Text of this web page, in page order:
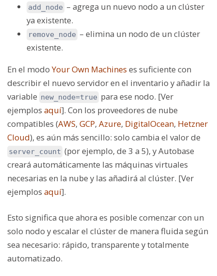
add_node – agrega un nuevo nodo a un clúster
ya existente.
remove_node – elimina un nodo de un clúster
existente.
En el modo Your Own Machines es suficiente con
describir el nuevo servidor en el inventario y añadir la
variable new_node=true para ese nodo. [Ver
ejemplos aquí]. Con los proveedores de nube
compatibles (AWS, GCP, Azure, DigitalOcean, Hetzner
Cloud), es aún más sencillo: solo cambia el valor de
server_count (por ejemplo, de 3 a 5), y Autobase
creará automáticamente las máquinas virtuales
necesarias en la nube y las añadirá al clúster. [Ver
ejemplos aquí].
Esto significa que ahora es posible comenzar con un
solo nodo y escalar el clúster de manera fluida según
sea necesario: rápido, transparente y totalmente
automatizado.